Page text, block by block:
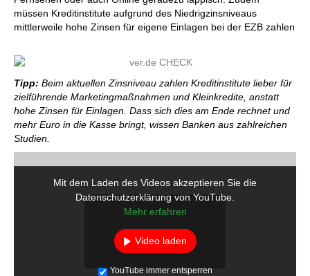
müssen Kreditinstitute aufgrund des Niedrigzinsniveaus
mittlerweile hohe Zinsen für eigene Einlagen bei der EZB zahlen
Tipp: Beim aktuellen Zinsniveau zahlen Kreditinstitute lieber für
zielführende Marketingmaßnahmen und Kleinkredite, anstatt
hohe Zinsen für Einlagen. Dass sich dies am Ende rechnet und
mehr Euro in die Kasse bringt, wissen Banken aus zahlreichen
Studien.
Mit dem Laden des Videos akzeptieren Sie die
Datenschutzerklärung von YouTube.
Mehr erfahren
Video laden
YouTube immer entsperren